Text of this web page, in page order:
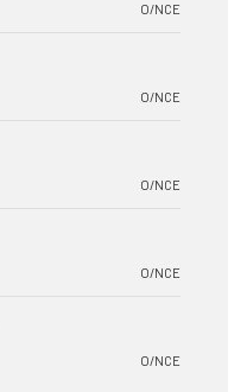
O/NCE
O/NCE
O/NCE
O/NCE
O/NCE